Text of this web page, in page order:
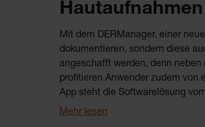
Mit dem DERManager, einer
dokumentieren, sondern diese
angeschafft werden, denn
profitieren Anwender zudem von
App steht die Softwarelösung
Mehr lesen